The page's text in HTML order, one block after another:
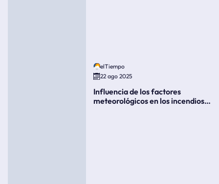
elTiempo
22 ago 2025
Influencia de los factores
meteorológicos en los incendios